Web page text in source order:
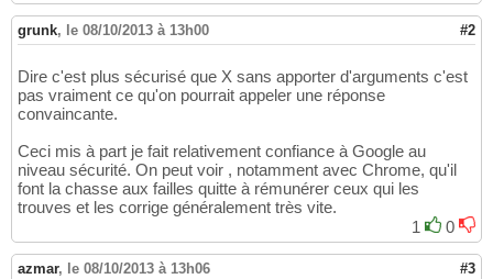
grunk, le 08/10/2013 à 13h00 #2
Dire c'est plus sécurisé que X sans apporter d'arguments c'est
pas vraiment ce qu'on pourrait appeler une réponse
convaincante.
Ceci mis à part je fait relativement confiance à Google au
niveau sécurité. On peut voir , notamment avec Chrome, qu'il
font la chasse aux failles quitte à rémunérer ceux qui les
trouves et les corrige généralement très vite.
1
0
azmar, le 08/10/2013 à 13h06 #3